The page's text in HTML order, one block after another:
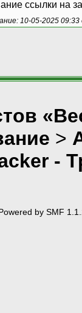
ссылки на
10-05-2025 09:33
>
-
by SMF